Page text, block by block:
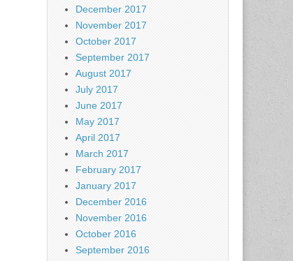
December 2017
November 2017
October 2017
September 2017
August 2017
July 2017
June 2017
May 2017
April 2017
March 2017
February 2017
January 2017
December 2016
November 2016
October 2016
September 2016